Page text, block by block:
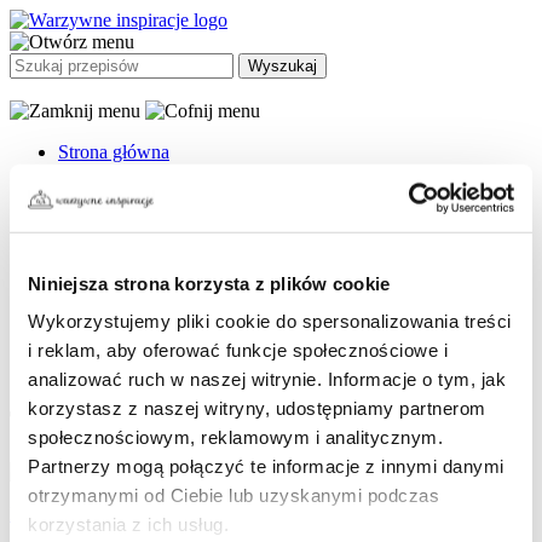
Niniejsza strona korzysta z plików cookie
Wykorzystujemy pliki cookie do spersonalizowania treści
i reklam, aby oferować funkcje społecznościowe i
analizować ruch w naszej witrynie. Informacje o tym, jak
korzystasz z naszej witryny, udostępniamy partnerom
społecznościowym, reklamowym i analitycznym.
Partnerzy mogą połączyć te informacje z innymi danymi
otrzymanymi od Ciebie lub uzyskanymi podczas
korzystania z ich usług.
Strona główna
Przepisy po treningu
Proste przepisy na smaczne i szybkie obiady
Kuchnia roślinna – przepisy na dania wegetariańskie
Warzywny Know-How
Tak smakuje dobro
Zobowiązania Bonduelle
Tag: nerkowce
Przepisy – czas przygotowania 20 min.